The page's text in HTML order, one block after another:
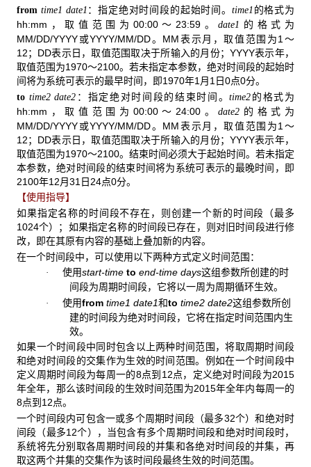
from time1 date1 ：指定绝对时间段的起始时间。 time1 的格式为
hh:mm，取值范围为00:00～23:59。date1 的格式为
MM/DD/YYYY或YYYY/MM/DD。MM表示月，取值范围为1～
12；DD表示日，取值范围取决于所输入的月份；YYYY表示年，
取值范围为1970～2100。若未指定本参数，绝对时间段的起始时
间将为系统可表示的最早时间，即1970年1月1日0点0分。
to time2 date2 ：指定绝对时间段的结束时间。time2 的格式为
hh:mm，取值范围为00:00～24:00。date2 的格式为
MM/DD/YYYY或YYYY/MM/DD。MM表示月，取值范围为1～
12；DD表示日，取值范围取决于所输入的月份；YYYY表示年，
取值范围为1970～2100。结束时间必须大于起始时间。若未指定
本参数，绝对时间段的结束时间将为系统可表示的最晚时间，即
2100年12月31日24点0分。
【使用指导】
如果指定名称的时间段不存在，则创建一个新的时间段（最多
1024个）；如果指定名称的时间段已存在，则对旧时间段进行修
改，即在其原有内容的基础上叠加新的内容。
在一个时间段中，可以使用以下两种方式定义时间范围：
· 使用start-time to end-time days这组参数所创建的时
间段为周期时间段，它将以一周为周期循环生效。
· 使用from time1 date1和to time2 date2这组参数所创
建的时间段为绝对时间段，它将在指定时间范围内生
效。
如果一个时间段中同时包含以上两种时间范围，将取周期时间段
和绝对时间段的交集作为生效的时间范围。例如在一个时间段中
定义周期时间段为每周一的8点到12点，定义绝对时间段为2015
年全年，那么该时间段的生效时间范围为2015年全年内每周一的
8点到12点。
一个时间段内可包含一或多个周期时间段（最多32个）和绝对时
间段（最多12个），当包含有多个周期时间段和绝对时间段时，
系统将先分别取各周期时间段的并集和各绝对时间段的并集，再
取这两个并集的交集作为该时间段最终生效的时间范围。